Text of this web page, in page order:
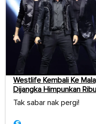
Westlife Kembali Ke
Dijangka Himpunkan
Tak sabar nak pergi!